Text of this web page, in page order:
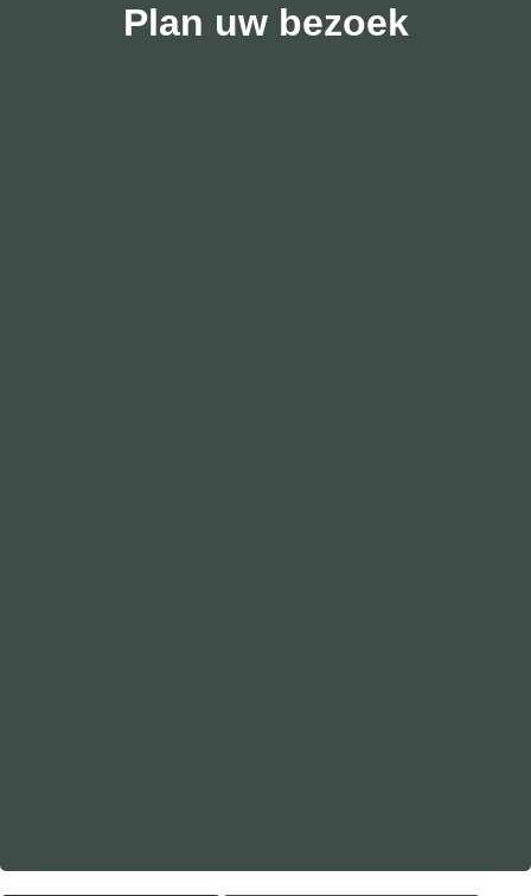
Plan uw bezoek